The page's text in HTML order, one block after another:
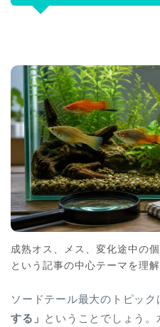
成熟オス、メス、変化途中の
という記事の中心テーマを理
ソードテール最大のトピック
する」 ということでしょう